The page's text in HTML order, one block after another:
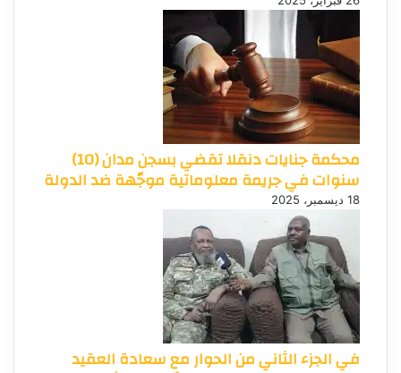
محكمة جنايات دنقلا تقضي بسجن مدان (10)
سنوات في جريمة معلوماتية موجّهة ضد الدولة
18 ديسمبر، 2025
في الجزء الثاني من الحوار مع سعادة العقيد